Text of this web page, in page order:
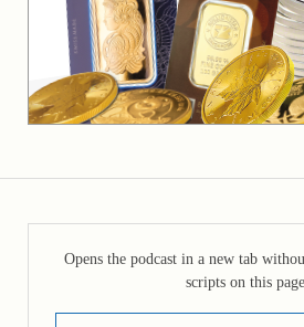
Opens the podcast in a new tab
scripts on this